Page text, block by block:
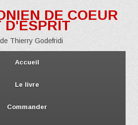
DE COEUR
D'ESPRIT
Thierry Godefridi
Accueil
Le livre
Commander